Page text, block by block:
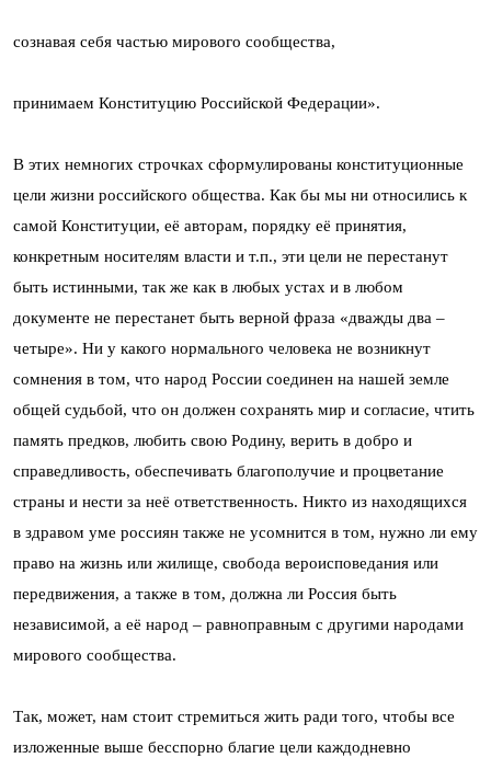
сознавая себя частью мирового сообщества,
принимаем Конституцию Российской Федерации».
В этих немногих строчках сформулированы конституционные
цели жизни российского общества. Как бы мы ни относились к
самой Конституции, её авторам, порядку её принятия,
конкретным носителям власти и т.п., эти цели не перестанут
быть истинными, так же как в любых устах и в любом
документе не перестанет быть верной фраза «дважды два –
четыре». Ни у какого нормального человека не возникнут
сомнения в том, что народ России соединен на нашей земле
общей судьбой, что он должен сохранять мир и согласие, чтить
память предков, любить свою Родину, верить в добро и
справедливость, обеспечивать благополучие и процветание
страны и нести за неё ответственность. Никто из находящихся
в здравом уме россиян также не усомнится в том, нужно ли ему
право на жизнь или жилище, свобода вероисповедания или
передвижения, а также в том, должна ли Россия быть
независимой, а её народ – равноправным с другими народами
мирового сообщества.
Так, может, нам стоит стремиться жить ради того, чтобы все
изложенные выше бесспорно благие цели каждодневно